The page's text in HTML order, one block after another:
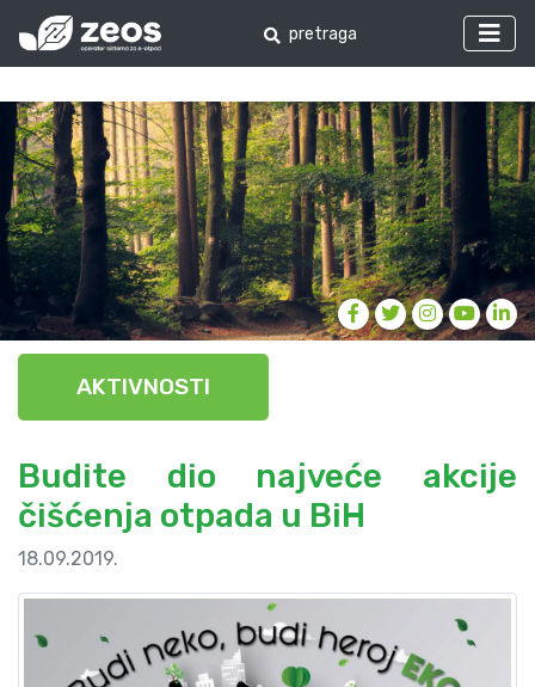
AKTIVNOSTI
Budite dio najveće akcije
čišćenja otpada u BiH
18.09.2019.